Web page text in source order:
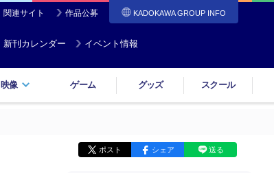
関連サイト 作品公募 KADOKAWA GROUP INFO
新刊カレンダー イベント情報
映像 ゲーム グッズ スクール
ポスト シェア 送る